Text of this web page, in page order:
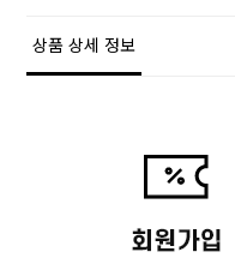
상품 상세 정보